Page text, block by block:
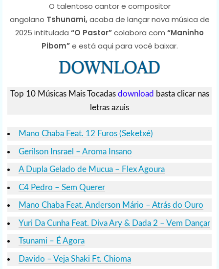
O talentoso cantor e compositor
angolano Tshunami,acaba de lançar nova música de
2025 intitulada “O Pastor”colabora com “Maninho
Pibom”e está aqui para você baixar.
Top 10 Músicas Mais Tocadas download basta clicar nas
letras azuis
Mano Chaba Feat. 12 Furos (Seketxé)
Gerilson Insrael – Aroma Insano
A Dupla Gelado de Mucua – Flex Agoura
C4 Pedro – Sem Querer
Mano Chaba Feat. Anderson Mário – Atrás do Ouro
Yuri Da Cunha Feat. Diva Ary & Dada 2 – Vem Dançar
Tsunami – É Agora
Davido – Veja Shaki Ft. Chioma